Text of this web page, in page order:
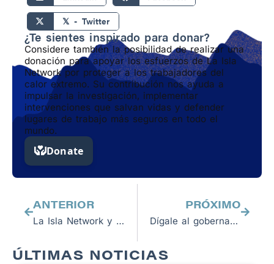
𝕏 - Twitter
¿Te sientes inspirado para donar?
Considere también la posibilidad de realizar una
donación para apoyar los esfuerzos de La Isla
Network por proteger a los trabajadores del
calor extremo. Su contribución nos ayuda a
impulsar la investigación, implementar
intervenciones que salvan vidas y defender
lugares de trabajo más seguros en todo el
mundo.
ANTERIOR
La Isla Network y los creadores de la película “Too Hot to Work” organizan proyecciones públicas
PRÓXIMO
Dígale al gobernador de Texas, Greg Abbott, que apoye la protección de los trabajadores contra el calor extremo
ÚLTIMAS NOTICIAS